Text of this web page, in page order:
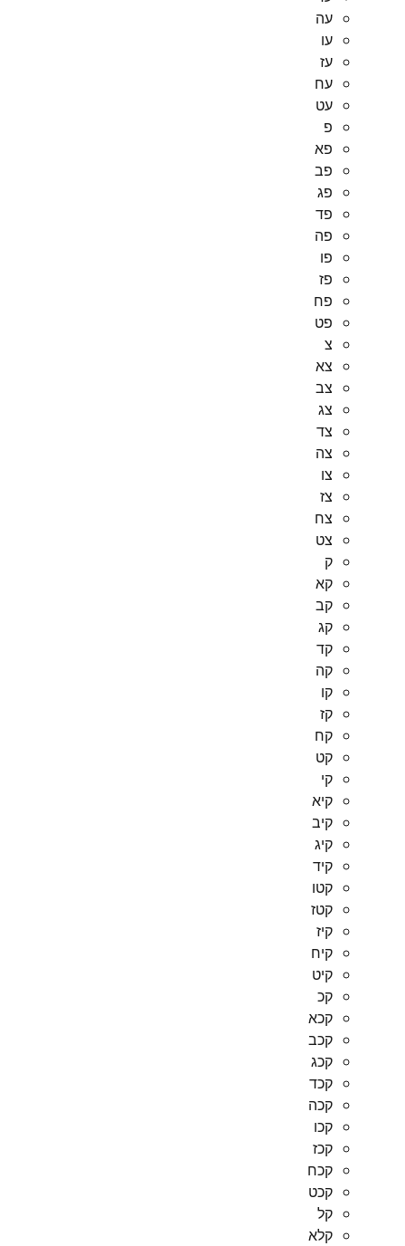
עה
עו
עז
עח
עט
פ
פא
פב
פג
פד
פה
פו
פז
פח
פט
צ
צא
צב
צג
צד
צה
צו
צז
צח
צט
ק
קא
קב
קג
קד
קה
קו
קז
קח
קט
קי
קיא
קיב
קיג
קיד
קטו
קטז
קיז
קיח
קיט
קכ
קכא
קכב
קכג
קכד
קכה
קכו
קכז
קכח
קכט
קל
קלא